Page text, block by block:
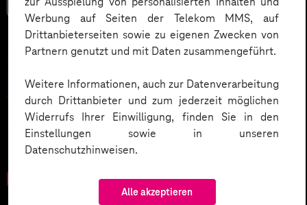
Werbung auf Seiten der Telekom MMS, auf
Drittanbieterseiten sowie zu eigenen Zwecken von
Partnern genutzt und mit Daten zusammengeführt.
Weitere Informationen, auch zur Datenverarbeitung
durch Drittanbieter und zum jederzeit möglichen
Widerrufs Ihrer Einwilligung, finden Sie in den
Einstellungen sowie in unseren
Datenschutzhinweisen.
Alle akzeptieren